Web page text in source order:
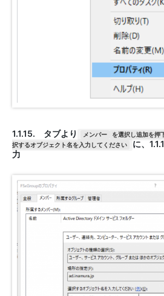
1.1.15. タブより メンバー を選択し追加を押
択するオブジェクト名を入力してください
に、
力